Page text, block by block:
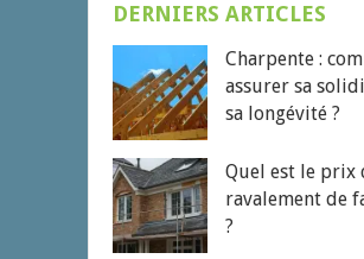
DERNIERS ARTICLES
Charpente :
assurer sa
sa longévité ?
Quel est le prix
ravalement de
?